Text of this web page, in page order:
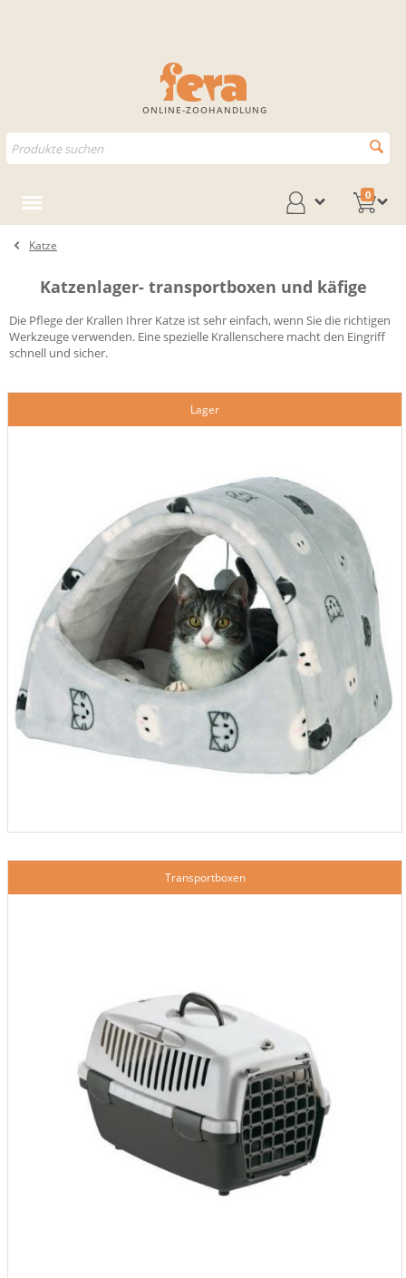
ONLINE-ZOOHANDLUNG
0
Katze
Katzenlager- transportboxen und käfige
Die Pflege der Krallen Ihrer Katze ist sehr einfach, wenn Sie die richtigen
Werkzeuge verwenden. Eine spezielle Krallenschere macht den Eingriff
schnell und sicher.
Lager
Transportboxen